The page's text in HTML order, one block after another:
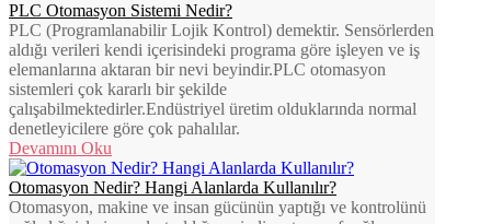
PLC Otomasyon Sistemi Nedir?
PLC (Programlanabilir Lojik Kontrol) demektir. Sensörlerden
aldığı verileri kendi içerisindeki programa göre işleyen ve iş
elemanlarına aktaran bir nevi beyindir.PLC otomasyon
sistemleri çok kararlı bir şekilde
çalışabilmektedirler.Endüstriyel üretim olduklarında normal
denetleyicilere göre çok pahalılar.
Devamını Oku
Otomasyon Nedir? Hangi Alanlarda Kullanılır?
Otomasyon, makine ve insan gücünün yaptığı ve kontrolünü